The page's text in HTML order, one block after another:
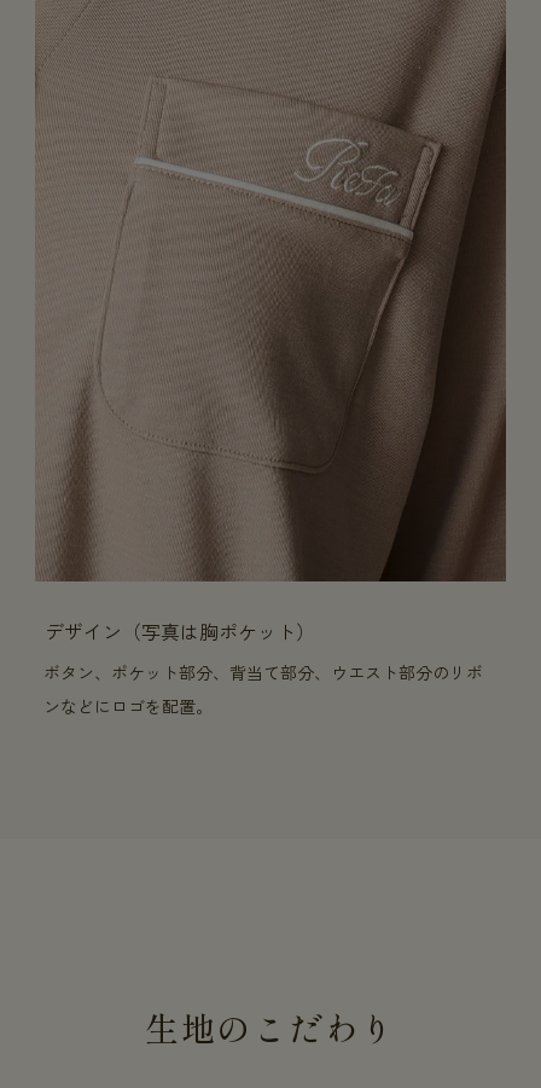
デザイン（写真は胸ポケット）
ボタン、ポケット部分、背当て部分、ウエスト部分のリボ
ンなどにロゴを配置。
生地のこだわり